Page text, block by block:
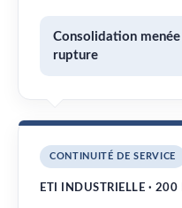
Consolidation
rupture
CONTINUITÉ DE SERVICE
ETI INDUSTRIELLE · 200